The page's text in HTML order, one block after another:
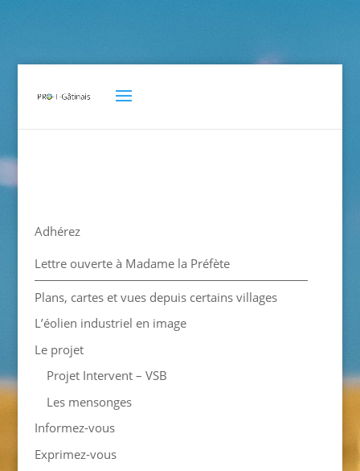
Adhérez
Lettre ouverte à Madame la Préfète
Plans, cartes et vues depuis certains villages
L’éolien industriel en image
Le projet
Projet Intervent – VSB
Les mensonges
Informez-vous
Exprimez-vous